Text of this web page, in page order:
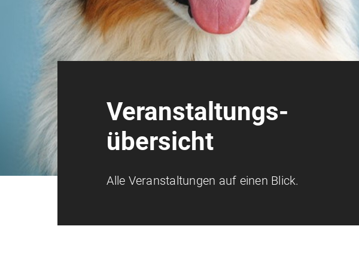
Veranstaltungs­
übersicht
Alle Veranstaltungen auf einen Blick.